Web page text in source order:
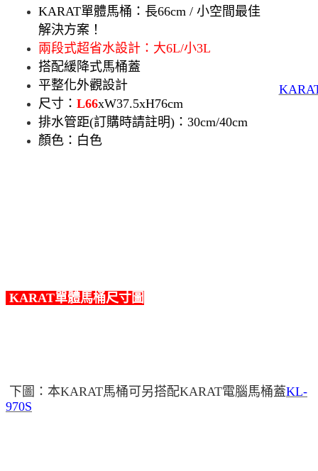
KARAT單體馬桶：長66cm / 小空間最佳
解決方案！
兩段式超省水設計：大6L/小3L
搭配緩降式馬桶蓋
平整化外觀設計
尺寸： L66xW37.5xH76cm
排水管距(訂購時請註明)：30cm/40cm
顏色：白色
KARAT單體馬桶尺寸圖
下圖：本KARAT馬桶可另搭配KARAT電腦馬桶蓋KL-
970S